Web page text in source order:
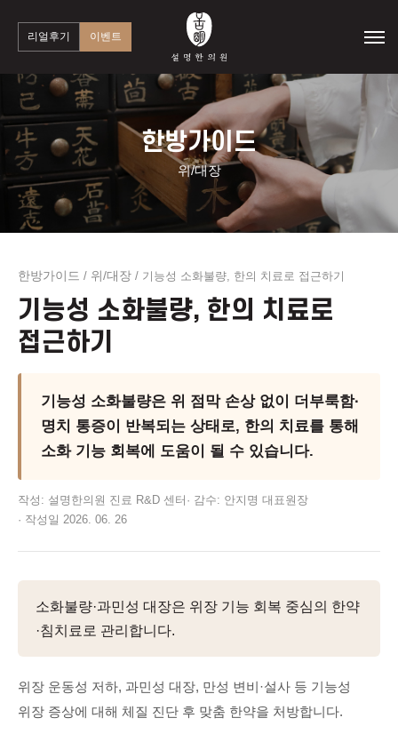
리얼후기 이벤트
한방가이드
위/대장
한방가이드 / 위/대장 / 기능성 소화불량, 한의 치료로 접근하기
기능성 소화불량, 한의 치료로
접근하기
기능성 소화불량은 위 점막 손상 없이 더부룩함·
명치 통증이 반복되는 상태로, 한의 치료를 통해
소화 기능 회복에 도움이 될 수 있습니다.
작성: 설명한의원 진료 R&D 센터 · 감수: 안지명 대표원장
· 작성일 2026. 06. 26
소화불량·과민성 대장은 위장 기능 회복 중심의 한약
·침치료로 관리합니다.
위장 운동성 저하, 과민성 대장, 만성 변비·설사 등 기능성
위장 증상에 대해 체질 진단 후 맞춤 한약을 처방합니다.